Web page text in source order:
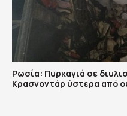
Ρωσία: Πυρκαγιά σε
Κρασνοντάρ ύστερα από